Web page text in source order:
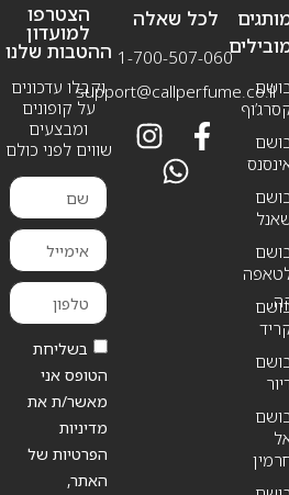
בושם
בושם
בושם
בושם
בושם
בושם
לכל שאלה
1-700-507-060
support@callperfume.co.il
הצטרפו
למועדון
ההטבות שלנו
וקבלו עדכונים
על קופונים
ומבצעים
שווים לפני כולם
בשליחת
הטופס אני
מאשר/ת את
מדיניות
הפרטיות של
האתר,